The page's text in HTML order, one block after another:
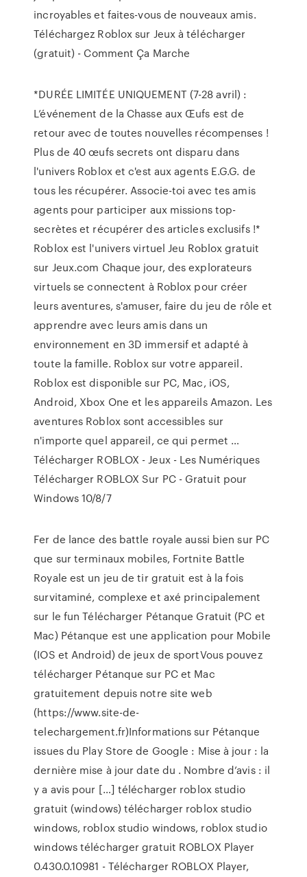
incroyables et faites-vous de nouveaux amis.
Téléchargez Roblox sur Jeux à télécharger
(gratuit) - Comment Ça Marche
*DURÉE LIMITÉE UNIQUEMENT (7-28 avril) :
L’événement de la Chasse aux Œufs est de
retour avec de toutes nouvelles récompenses !
Plus de 40 œufs secrets ont disparu dans
l'univers Roblox et c'est aux agents E.G.G. de
tous les récupérer. Associe-toi avec tes amis
agents pour participer aux missions top-
secrètes et récupérer des articles exclusifs !*
Roblox est l'univers virtuel Jeu Roblox gratuit
sur Jeux.com Chaque jour, des explorateurs
virtuels se connectent à Roblox pour créer
leurs aventures, s'amuser, faire du jeu de rôle et
apprendre avec leurs amis dans un
environnement en 3D immersif et adapté à
toute la famille. Roblox sur votre appareil.
Roblox est disponible sur PC, Mac, iOS,
Android, Xbox One et les appareils Amazon. Les
aventures Roblox sont accessibles sur
n'importe quel appareil, ce qui permet …
Télécharger ROBLOX - Jeux - Les Numériques
Télécharger ROBLOX Sur PC - Gratuit pour
Windows 10/8/7
Fer de lance des battle royale aussi bien sur PC
que sur terminaux mobiles, Fortnite Battle
Royale est un jeu de tir gratuit est à la fois
survitaminé, complexe et axé principalement
sur le fun Télécharger Pétanque Gratuit (PC et
Mac) Pétanque est une application pour Mobile
(IOS et Android) de jeux de sportVous pouvez
télécharger Pétanque sur PC et Mac
gratuitement depuis notre site web
(https://www.site-de-
telechargement.fr)Informations sur Pétanque
issues du Play Store de Google : Mise à jour : la
dernière mise à jour date du . Nombre d’avis : il
y a avis pour […] télécharger roblox studio
gratuit (windows) télécharger roblox studio
windows, roblox studio windows, roblox studio
windows télécharger gratuit ROBLOX Player
0.430.0.10981 - Télécharger ROBLOX Player,